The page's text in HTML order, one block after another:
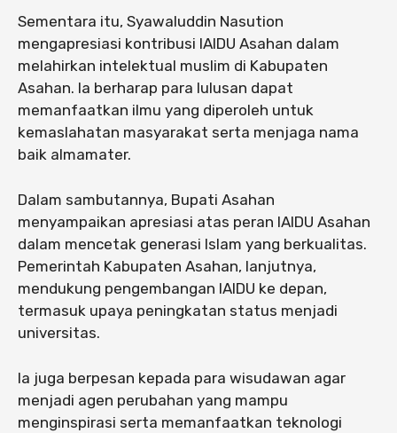
Sementara itu, Syawaluddin Nasution
mengapresiasi kontribusi IAIDU Asahan dalam
melahirkan intelektual muslim di Kabupaten
Asahan. Ia berharap para lulusan dapat
memanfaatkan ilmu yang diperoleh untuk
kemaslahatan masyarakat serta menjaga nama
baik almamater.
Dalam sambutannya, Bupati Asahan
menyampaikan apresiasi atas peran IAIDU Asahan
dalam mencetak generasi Islam yang berkualitas.
Pemerintah Kabupaten Asahan, lanjutnya,
mendukung pengembangan IAIDU ke depan,
termasuk upaya peningkatan status menjadi
universitas.
Ia juga berpesan kepada para wisudawan agar
menjadi agen perubahan yang mampu
menginspirasi serta memanfaatkan teknologi